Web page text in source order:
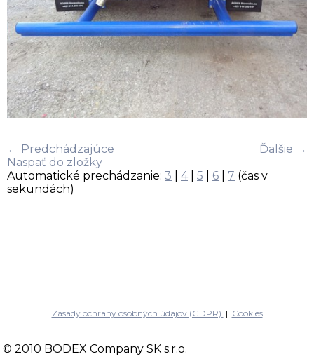
← Predchádzajúce
Ďalšie →
Naspäť do zložky
Automatické prechádzanie: 3 4| 5 6 7 (čas v
sekundách)
Zásady ochrany osobných údajov (GDPR) | Cookies
© 2010 BODEX Company SK s.r.o.